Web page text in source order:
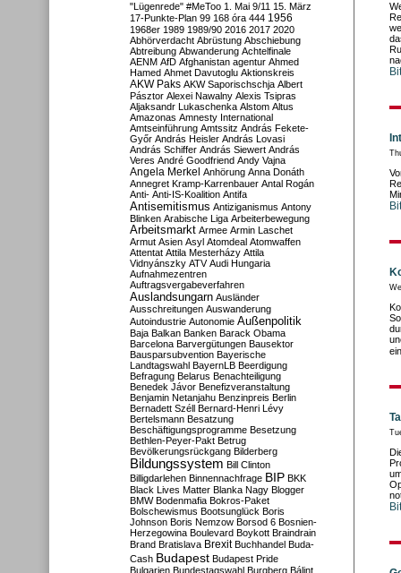
"Lügenrede" #MeToo 1. Mai 9/11 15. März
17-Punkte-Plan 99 168 óra 444 1956
1968er 1989 1989/90 2016 2017 2020
Abhörverdacht Abrüstung Abschiebung
Abtreibung Abwanderung Achtelfinale
AENM AfD Afghanistan agentur Ahmed
Hamed Ahmet Davutoglu Aktionskreis
AKW Paks AKW Saporischschja Albert
Pásztor Alexei Nawalny Alexis Tsipras
Aljaksandr Lukaschenka Alstom Altus
Amazonas Amnesty International
Amtseinführung Amtssitz András Fekete-
Győr András Heisler András Lovasi
András Schiffer András Siewert András
Veres André Goodfriend Andy Vajna
Angela Merkel Anhörung Anna Donáth
Annegret Kramp-Karrenbauer Antal Rogán
Anti- Anti-IS-Koalition Antifa
Antisemitismus Antiziganismus Antony
Blinken Arabische Liga Arbeiterbewegung
Arbeitsmarkt Armee Armin Laschet
Armut Asien Asyl Atomdeal Atomwaffen
Attentat Attila Mesterházy Attila
Vidnyánszky ATV Audi Hungaria
Aufnahmezentren
Auftragsvergabeverfahren
Auslandsungarn Ausländer
Ausschreitungen Auswanderung
Autoindustrie Autonomie Außenpolitik
Baja Balkan Banken Barack Obama
Barcelona Barvergütungen Bausektor
Bausparsubvention Bayerische
Landtagswahl BayernLB Beerdigung
Befragung Belarus Benachteiligung
Benedek Jávor Benefizveranstaltung
Benjamin Netanjahu Benzinpreis Berlin
Bernadett Széll Bernard-Henri Lévy
Bertelsmann Besatzung
Beschäftigungsprogramme Besetzung
Bethlen-Peyer-Pakt Betrug
Bevölkerungsrückgang Bilderberg
Bildungssystem Bill Clinton
Billigdarlehen Binnennachfrage BIP BKK
Black Lives Matter Blanka Nagy Blogger
BMW Bodenmafia Bokros-Paket
Bolschewismus Bootsunglück Boris
Johnson Boris Nemzow Borsod 6 Bosnien-
Herzegowina Boulevard Boykott Braindrain
Brand Bratislava Brexit Buchhandel Buda-
Cash Budapest Budapest Pride
Bulgarien Bundestagswahl Burgberg Bálint